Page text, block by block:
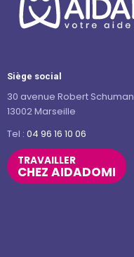
Siège social
30 avenue Robert Schuman
13002 Marseille
Tel : 04 96 16 10 06
TRAVAILLER
CHEZ AIDADOMI